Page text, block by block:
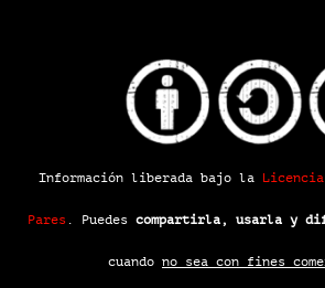
Información liberada bajo la
Pares. Puedes compartirla, usarla y
cuando no sea con fines